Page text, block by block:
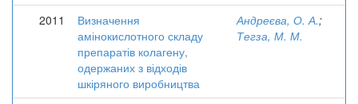
2011
Визначення
амінокислотного складу
препаратів колагену,
одержаних з відходів
шкіряного виробництва
Андреєва, О. А.;
Тегза, М. М.